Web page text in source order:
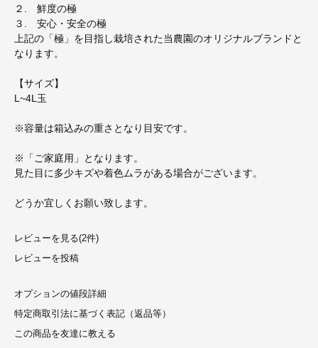
２. 鮮度の極
３. 安心・安全の極
上記の「極」を目指し栽培された当農園のオリジナルブランドと
なります。
【サイズ】
L~4L玉
※容量は箱込みの重さとなり目安です。
※「ご家庭用」となります。
見た目に多少キズや着色ムラがある場合がございます。
どうか宜しくお願い致します。
レビューを見る(2件)
レビューを投稿
オプションの値段詳細
特定商取引法に基づく表記（返品等）
この商品を友達に教える